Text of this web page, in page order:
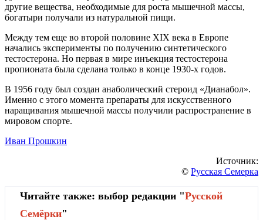
другие вещества, необходимые для роста мышечной массы,
богатыри получали из натуральной пищи.
Между тем еще во второй половине XIX века в Европе
начались эксперименты по получению синтетического
тестостерона. Но первая в мире инъекция тестостерона
пропионата была сделана только в конце 1930-х годов.
В 1956 году был создан анаболический стероид «Дианабол».
Именно с этого момента препараты для искусственного
наращивания мышечной массы получили распространение в
мировом спорте.
Иван Прошкин
Источник:
© Русская Семерка
Читайте также: выбор редакции "Русской
Cемёрки"